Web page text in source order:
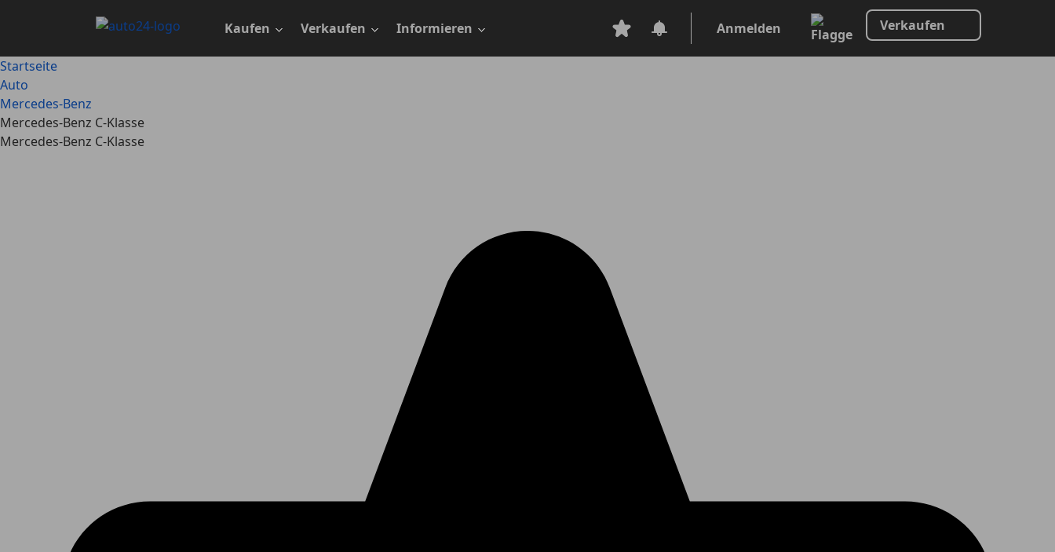
Kaufen Verkaufen Informieren Anmelden Verkaufen
Startseite
Auto
Mercedes-Benz
Mercedes-Benz C-Klasse
Mercedes-Benz C-Klasse